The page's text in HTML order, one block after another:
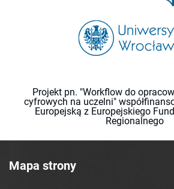
Projekt pn. "Workflow do
cyfrowych na uczelni"
Europejską z Europejskiego
Regionalnego
Mapa strony